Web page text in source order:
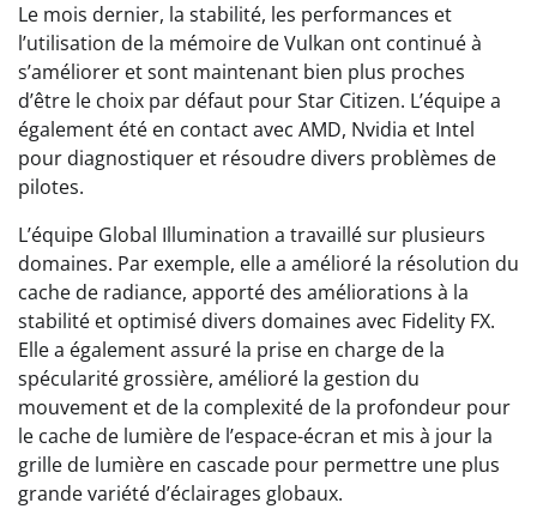
Le mois dernier, la stabilité, les performances et
l’utilisation de la mémoire de Vulkan ont continué à
s’améliorer et sont maintenant bien plus proches
d’être le choix par défaut pour Star Citizen. L’équipe a
également été en contact avec AMD, Nvidia et Intel
pour diagnostiquer et résoudre divers problèmes de
pilotes.
L’équipe Global Illumination a travaillé sur plusieurs
domaines. Par exemple, elle a amélioré la résolution du
cache de radiance, apporté des améliorations à la
stabilité et optimisé divers domaines avec Fidelity FX.
Elle a également assuré la prise en charge de la
spécularité grossière, amélioré la gestion du
mouvement et de la complexité de la profondeur pour
le cache de lumière de l’espace-écran et mis à jour la
grille de lumière en cascade pour permettre une plus
grande variété d’éclairages globaux.